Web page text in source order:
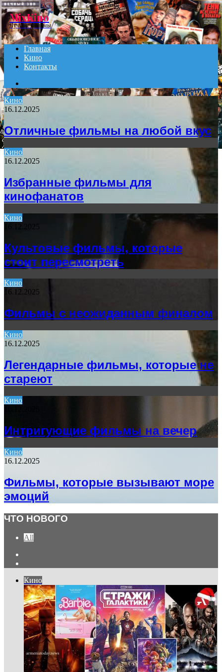
Menu
MixKino
Лучшие фильмы
Главная
Кино
Контакты
for
Кино
16.12.2025
Отличные фильмы на любой вкус
Кино
16.12.2025
Избранные фильмы для
кинофанатов
Кино
16.12.2025
Культовые фильмы, которые
стоит пересмотреть
Кино
16.12.2025
Фильмы с неожиданным финалом
Кино
16.12.2025
Легендарные фильмы, которые не
стареют
Кино
Интригующие фильмы на вечер
Кино
16.12.2025
Фильмы, которые вызывают море
эмоций
ЧТО НОВОГО
All
Кино